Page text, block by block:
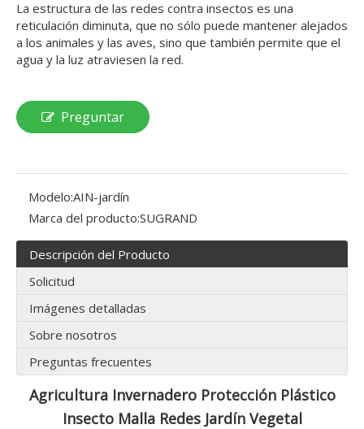
La estructura de las redes contra insectos es una
reticulación diminuta, que no sólo puede mantener alejados
a los animales y las aves, sino que también permite que el
agua y la luz atraviesen la red.
Preguntar
Modelo:AIN-jardín
Marca del producto:SUGRAND
Descripción del Producto
Solicitud
Imágenes detalladas
Sobre nosotros
Preguntas frecuentes
Agricultura Invernadero Protección Plástico
Insecto Malla Redes Jardín Vegetal